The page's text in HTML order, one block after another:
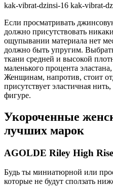
kak-vibrat-dzinsi-16 kak-vibrat-
Если просматривать
должно присутствовать
ощупывании материала нет
должно быть упругим.
ткани средней и высокой
маленького процента
Женщинам, напротив, стоит
присутствует эластичная
фигуре.
Укороченные
лучших марок
AGOLDE Riley High
Будь ты миниатюрной или
которые не будут сползать